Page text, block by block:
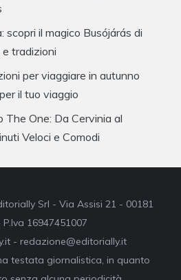
scopri il magico Busójárás di
tradizioni
per viaggiare in autunno
il tuo viaggio
The One: Da Cervinia al
Veloci e Comodi
Srl - Via Assisi 21 - 00181
16947451007
- redazione@editorially.it
testata giornalistica, in quanto